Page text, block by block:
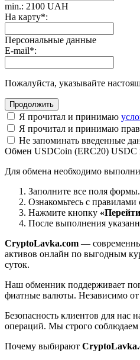
min.: 2100 UAH
На карту*:
Персональные данные
E-mail*:
Пожалуйста, указывайте
Я прочитал и принимаю
Я прочитал и принимаю
Не запоминать введенные
Обмен USDCoin (ERC20) USDC
Для обмена необходимо
Заполните все поля формы.
Ознакомьтесь с
Нажмите кнопку
После выполнения
CryptoLavka.com —
активов онлайн по выгодным
суток.
Наш обменник поддерживает
фиатные валюты. Независимо
Безопасность клиентов для
операций. Мы строго соблюдаем
Почему выбирают